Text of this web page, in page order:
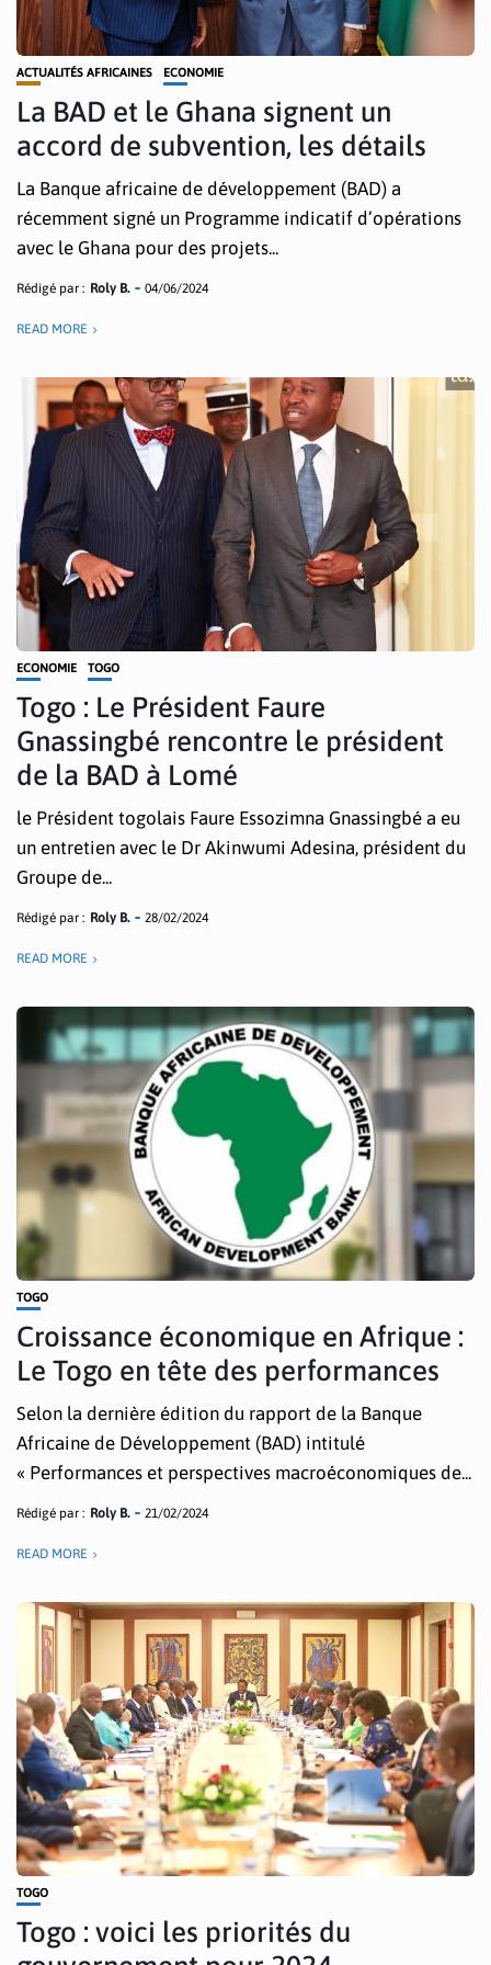
ACTUALITÉS AFRICAINES ECONOMIE
La BAD et le Ghana signent un
accord de subvention, les détails
La Banque africaine de développement (BAD) a
récemment signé un Programme indicatif d’opérations
avec le Ghana pour des projets...
Rédigé par : Roly B. 04/06/2024
READ MORE
ECONOMIE TOGO
Togo : Le Président Faure
Gnassingbé rencontre le président
de la BAD à Lomé
le Président togolais Faure Essozimna Gnassingbé a eu
un entretien avec le Dr Akinwumi Adesina, président du
Groupe de...
Rédigé par : Roly B. 28/02/2024
READ MORE
TOGO
Croissance économique en Afrique :
Le Togo en tête des performances
Selon la dernière édition du rapport de la Banque
Africaine de Développement (BAD) intitulé
« Performances et perspectives macroéconomiques de...
Rédigé par : Roly B. 21/02/2024
READ MORE
TOGO
Togo : voici les priorités du